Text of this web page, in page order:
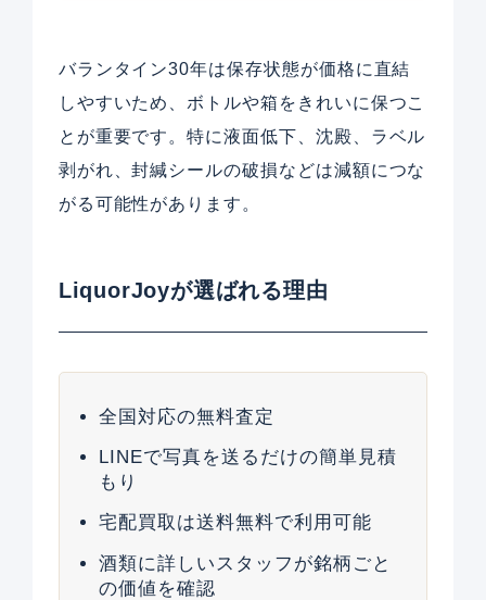
バランタイン30年は保存状態が価格に直結
しやすいため、ボトルや箱をきれいに保つこ
とが重要です。特に液面低下、沈殿、ラベル
剥がれ、封緘シールの破損などは減額につな
がる可能性があります。
LiquorJoyが選ばれる理由
全国対応の無料査定
LINEで写真を送るだけの簡単見積
もり
宅配買取は送料無料で利用可能
酒類に詳しいスタッフが銘柄ごと
の価値を確認